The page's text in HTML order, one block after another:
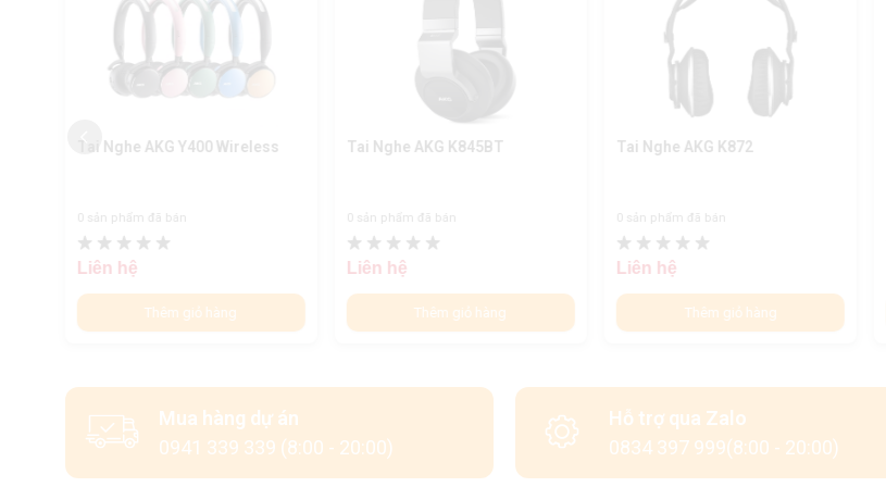
K518 có khả năng gấp khúc 3D, giúp người dùng dễ dàng cho vào balo, vali, túi xách
Tai Nghe AKG Y400 Wireless
0 sản phẩm đã bán
Liên hệ
Thêm giỏ hàng
Tai Nghe AKG K845BT
0 sản phẩm đã bán
Liên hệ
Thêm giỏ hàng
Tai Nghe AKG K872
0 sản phẩm đã bán
Liên hệ
Thêm giỏ hàng
Mua hàng dự án
0941 339 339 (8:00 - 20:00)
Hỗ trợ qua Zalo
0834 397 999(8:00 - 20:00)